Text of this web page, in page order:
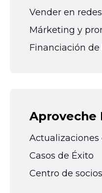
Vender en
Márketing y
Financiación de
Aproveche
Actualizaciones
Casos de Éxito
Centro de socios